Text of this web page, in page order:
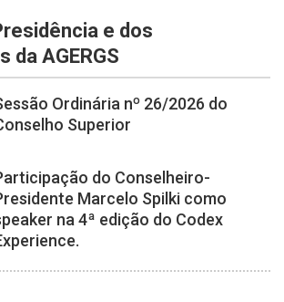
e dos
da AGERGS
Ordinária nº 26/2026 do
Superior
do Conselheiro-
Marcelo Spilki como
na 4ª edição do Codex